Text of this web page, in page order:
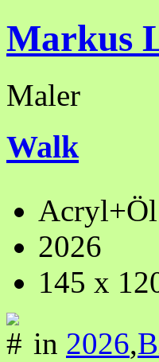
Markus
Maler
Walk
2026
145 x
in 2026,